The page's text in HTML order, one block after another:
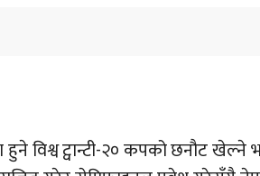
विश्व ट्वान्टी-२० कपको छनौट खेल्ने